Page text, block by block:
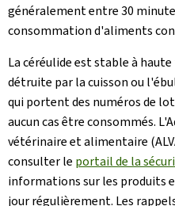
généralement entre 30
consommation d'aliments
La céréulide est stable à
détruite par la cuisson ou
qui portent des numéros de
aucun cas être consommés.
vétérinaire et alimentaire
consulter le portail de la
informations sur les produits
jour régulièrement. Les